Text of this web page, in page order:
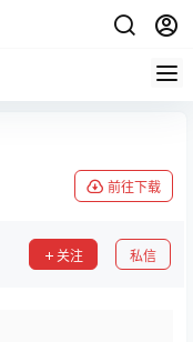
前往下载
关注 私信